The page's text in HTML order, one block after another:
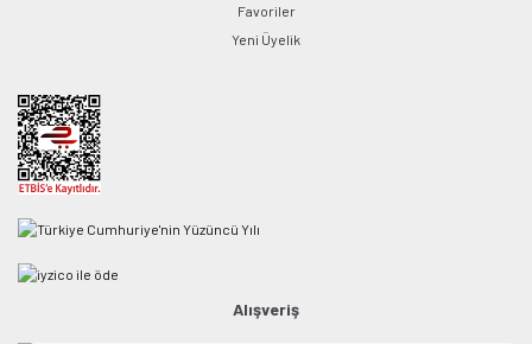
Favoriler
Yeni Üyelik
Alışveriş